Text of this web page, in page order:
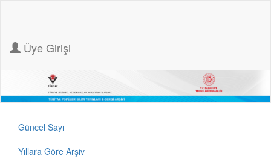
Üye Girişi
Güncel Sayı
Yıllara Göre Arşiv